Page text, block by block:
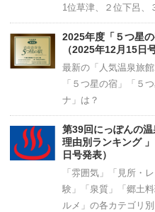
1位草津、２位下呂、
2025年度「５つ星の
（2025年12月15日
最新の「人気温泉旅館
「５つ星の宿」「５
ナ」は？
第39回にっぽんの
理由別ランキング
日号発表）
「雰囲気」「見所・
験」「泉質」「郷土
ルメ」の各カテゴリ